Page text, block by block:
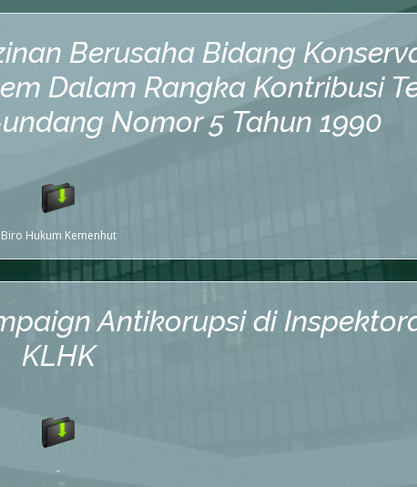
Berusaha Bidang
Dalam Rangka Kontribusi
Nomor 5 Tahun 1990
Biro Hukum Kemenhut
Antikorupsi di
KLHK
-